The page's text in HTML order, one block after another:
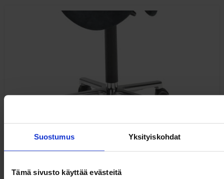
Suostumus Yksityiskohdat
Tämä sivusto käyttää evästeitä
Haljasnahkainen Satulatuoli